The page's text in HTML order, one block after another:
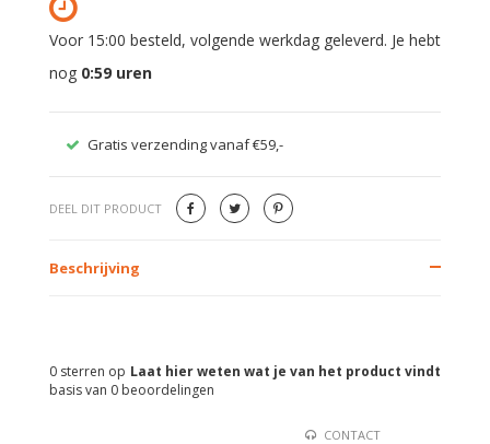
Voor 15:00 besteld, volgende werkdag geleverd. Je hebt
nog 0:59 uren
Gratis verzending vanaf €59,-
DEEL DIT PRODUCT
Beschrijving
Laat hier weten wat je van het product vindt
0 sterren op
basis van 0 beoordelingen
CONTACT